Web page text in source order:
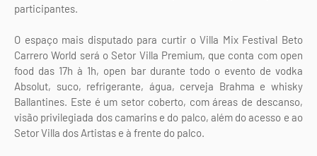
participantes.
O espaço mais disputado para curtir o Villa Mix Festival Beto
Carrero World será o Setor Villa Premium, que conta com open
food das 17h à 1h, open bar durante todo o evento de vodka
Absolut, suco, refrigerante, água, cerveja Brahma e whisky
Ballantines. Este é um setor coberto, com áreas de descanso,
visão privilegiada dos camarins e do palco, além do acesso e ao
Setor Villa dos Artistas e à frente do palco.